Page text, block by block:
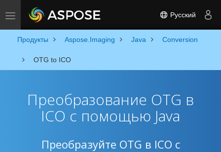
Toggle navigation Русский
Продукты Aspose.Imaging Java Conversion
OTG to ICO
Преобразование OTG в
ICO с помощью Java
Преобразуйте OTG в ICO с